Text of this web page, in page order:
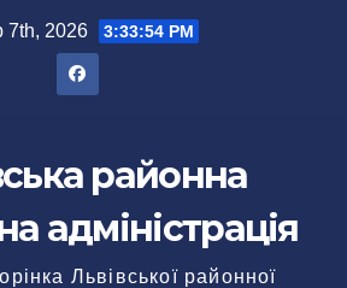
7th, 2026 3:33:55 PM
районна
адміністрація
Львівської районної